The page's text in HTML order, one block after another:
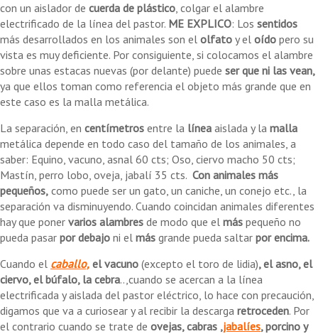
con un aislador de cuerda de plástico, colgar el alambre
electrificado de la línea del pastor. ME EXPLICO: Los sentidos
más desarrollados en los animales son el olfato y el oído pero su
vista es muy deficiente. Por consiguiente, si colocamos el alambre
sobre unas estacas nuevas (por delante) puede ser que ni las vean,
ya que ellos toman como referencia el objeto más grande que en
este caso es la malla metálica.
La separación, en centímetros entre la línea aislada y la malla
metálica depende en todo caso del tamaño de los animales, a
saber: Equino, vacuno, asnal 60 cts; Oso, ciervo macho 50 cts;
Mastín, perro lobo, oveja, jabalí 35 cts. Con animales más
pequeños, como puede ser un gato, un caniche, un conejo etc., la
separación va disminuyendo. Cuando coincidan animales diferentes
hay que poner varios alambres de modo que el más pequeño no
pueda pasar por debajo ni el más grande pueda saltar por encima.
Cuando el caballo, el vacuno (excepto el toro de lidia), el asno, el
ciervo, el búfalo, la cebra..,cuando se acercan a la línea
electrificada y aislada del pastor eléctrico, lo hace con precaución,
digamos que va a curiosear y al recibir la descarga retroceden. Por
el contrario cuando se trate de ovejas, cabras ,jabalíes, porcino y